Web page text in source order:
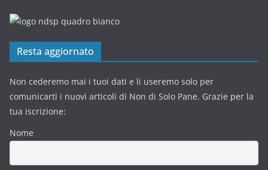
Resta aggiornato
Non cederemo mai i tuoi dati e li useremo solo per
comunicarti i nuovi articoli di Non di Solo Pane. Grazie per la
tua iscrizione:
Nome